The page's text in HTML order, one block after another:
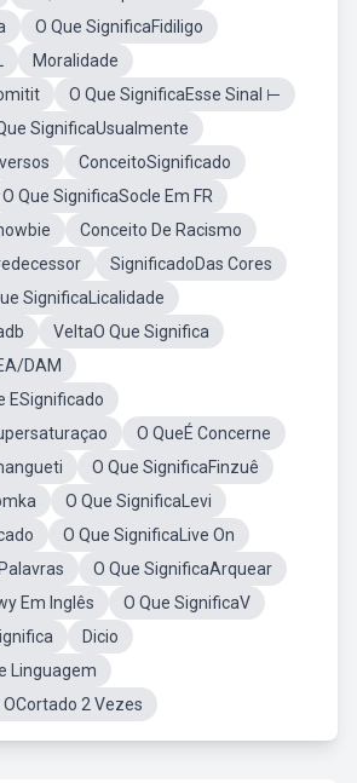
O Que SignificaFidiligo
Moralidade
O Que SignificaEsse Sinal ⊢
SignificaUsualmente
ConceitoSignificado
O Que SignificaSocle Em FR
Conceito De Racismo
SignificadoDas Cores
SignificaLicalidade
VeltaO Que Significa
DAM
ESignificado
O QueÉ Concerne
O Que SignificaFinzuê
O Que SignificaLevi
O Que SignificaLive On
O Que SignificaArquear
Em Inglês
O Que SignificaV
Dicio
Linguagem
2 Vezes